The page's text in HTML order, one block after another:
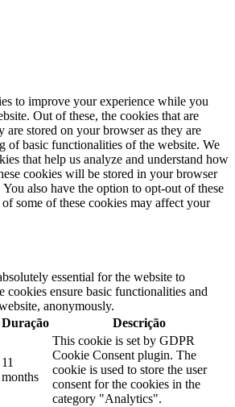
to improve your experience while you
Out of these, the cookies that are
are stored on your browser as they are
of basic functionalities of the website. We
that help us analyze and understand how
cookies will be stored in your browser
also have the option to opt-out of these
some of these cookies may affect your
essential for the website to
cookies ensure basic functionalities and
anonymously.
Duração Descrição
11
months
This cookie is set by GDPR
Cookie Consent plugin. The
cookie is used to store the user
consent for the cookies in the
category "Analytics".